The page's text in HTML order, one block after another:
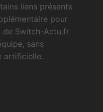
liens présents
pour
de Switch-Actu.fr
sans
artificielle.